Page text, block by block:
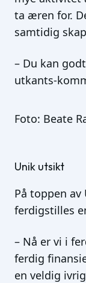
ta æren for.
samtidig
– Du kan
utkants-
Foto: Beate
Unik utsikt
På toppen
ferdigstilles
– Nå er vi i
ferdig
en veldig